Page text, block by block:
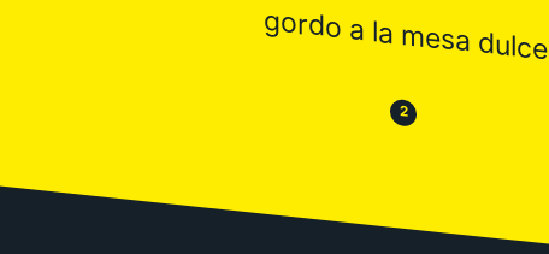
gordo a la mesa dulce
😒 2 😂